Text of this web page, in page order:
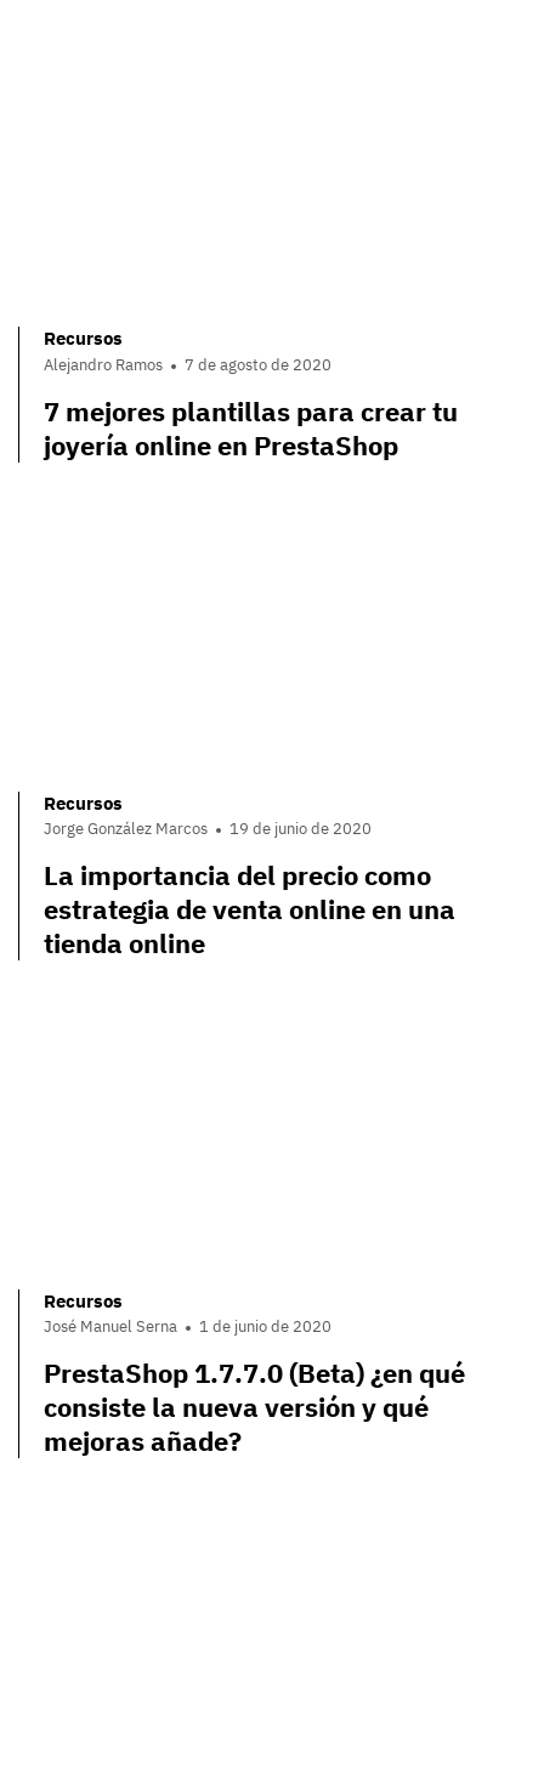
Recursos
Alejandro Ramos 7 de agosto de 2020
7 mejores plantillas para crear tu
joyería online en PrestaShop
Recursos
Jorge González Marcos 19 de junio de 2020
La importancia del precio como
estrategia de venta online en una
tienda online
Recursos
José Manuel Serna 1 de junio de 2020
PrestaShop 1.7.7.0 (Beta) ¿en qué
consiste la nueva versión y qué
mejoras añade?